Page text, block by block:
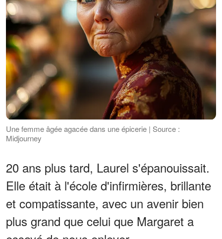
Une femme âgée agacée dans une épicerie | Source :
Midjourney
20 ans plus tard, Laurel s'épanouissait.
Elle était à l'école d'infirmières, brillante
et compatissante, avec un avenir bien
plus grand que celui que Margaret a